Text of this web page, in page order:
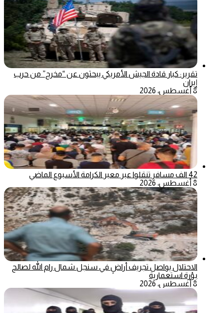
تقرير: كبار قادة الجيش الأمريكي يبحثون عن “مخرج” من حرب
إيران
8 أغسطس، 2026
42 الف مسافر تنقلوا عبر معبر الكرامة الأسبوع الماضي
8 أغسطس، 2026
الاحتلال يواصل تجريف أراضٍ في سنجل شمال رام الله لصالح
بؤرة استعمارية
8 أغسطس، 2026